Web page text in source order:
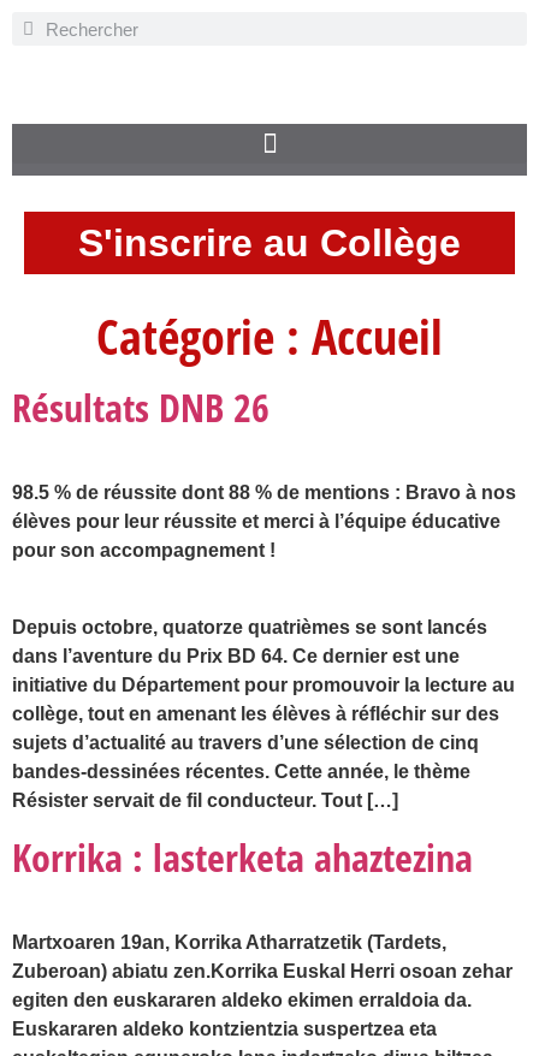
S'inscrire au Collège
Catégorie : Accueil
Résultats DNB 26
98.5 % de réussite dont 88 % de mentions : Bravo à nos
élèves pour leur réussite et merci à l’équipe éducative
pour son accompagnement !
Depuis octobre, quatorze quatrièmes se sont lancés
dans l’aventure du Prix BD 64. Ce dernier est une
initiative du Département pour promouvoir la lecture au
collège, tout en amenant les élèves à réfléchir sur des
sujets d’actualité au travers d’une sélection de cinq
bandes-dessinées récentes. Cette année, le thème
Résister servait de fil conducteur. Tout […]
Korrika : lasterketa ahaztezina
Martxoaren 19an, Korrika Atharratzetik (Tardets,
Zuberoan) abiatu zen.Korrika Euskal Herri osoan zehar
egiten den euskararen aldeko ekimen erraldoia da.
Euskararen aldeko kontzientzia suspertzea eta